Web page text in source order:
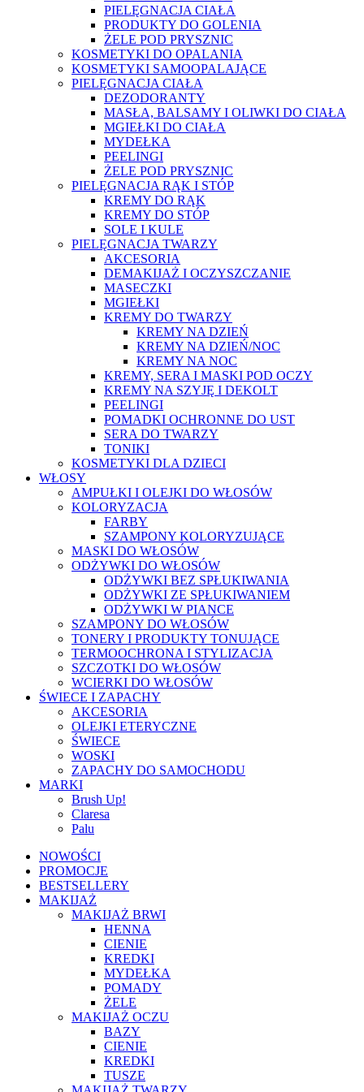
PIELĘGNACJA CIAŁA
PRODUKTY DO GOLENIA
ŻELE POD PRYSZNIC
KOSMETYKI DO OPALANIA
KOSMETYKI SAMOOPALAJĄCE
PIELĘGNACJA CIAŁA
DEZODORANTY
MASŁA, BALSAMY I OLIWKI DO CIAŁA
MGIEŁKI DO CIAŁA
MYDEŁKA
PEELINGI
ŻELE POD PRYSZNIC
PIELĘGNACJA RĄK I STÓP
KREMY DO RĄK
KREMY DO STÓP
SOLE I KULE
PIELĘGNACJA TWARZY
AKCESORIA
DEMAKIJAŻ I OCZYSZCZANIE
MASECZKI
MGIEŁKI
KREMY DO TWARZY
KREMY NA DZIEŃ
KREMY NA DZIEŃ/NOC
KREMY NA NOC
KREMY, SERA I MASKI POD OCZY
KREMY NA SZYJĘ I DEKOLT
PEELINGI
POMADKI OCHRONNE DO UST
SERA DO TWARZY
TONIKI
KOSMETYKI DLA DZIECI
WŁOSY
AMPUŁKI I OLEJKI DO WŁOSÓW
KOLORYZACJA
FARBY
SZAMPONY KOLORYZUJĄCE
MASKI DO WŁOSÓW
ODŻYWKI DO WŁOSÓW
ODŻYWKI BEZ SPŁUKIWANIA
ODŻYWKI ZE SPŁUKIWANIEM
ODŻYWKI W PIANCE
SZAMPONY DO WŁOSÓW
TONERY I PRODUKTY TONUJĄCE
TERMOOCHRONA I STYLIZACJA
SZCZOTKI DO WŁOSÓW
WCIERKI DO WŁOSÓW
ŚWIECE I ZAPACHY
AKCESORIA
OLEJKI ETERYCZNE
ŚWIECE
WOSKI
ZAPACHY DO SAMOCHODU
MARKI
Brush Up!
Claresa
Palu
NOWOŚCI
PROMOCJE
BESTSELLERY
MAKIJAŻ
MAKIJAŻ BRWI
HENNA
CIENIE
KREDKI
MYDEŁKA
POMADY
ŻELE
MAKIJAŻ OCZU
BAZY
CIENIE
KREDKI
TUSZE